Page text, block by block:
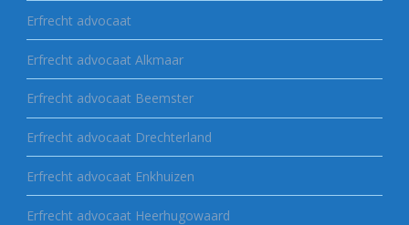
Erfrecht advocaat
Erfrecht advocaat Alkmaar
Erfrecht advocaat Beemster
Erfrecht advocaat Drechterland
Erfrecht advocaat Enkhuizen
Erfrecht advocaat Heerhugowaard